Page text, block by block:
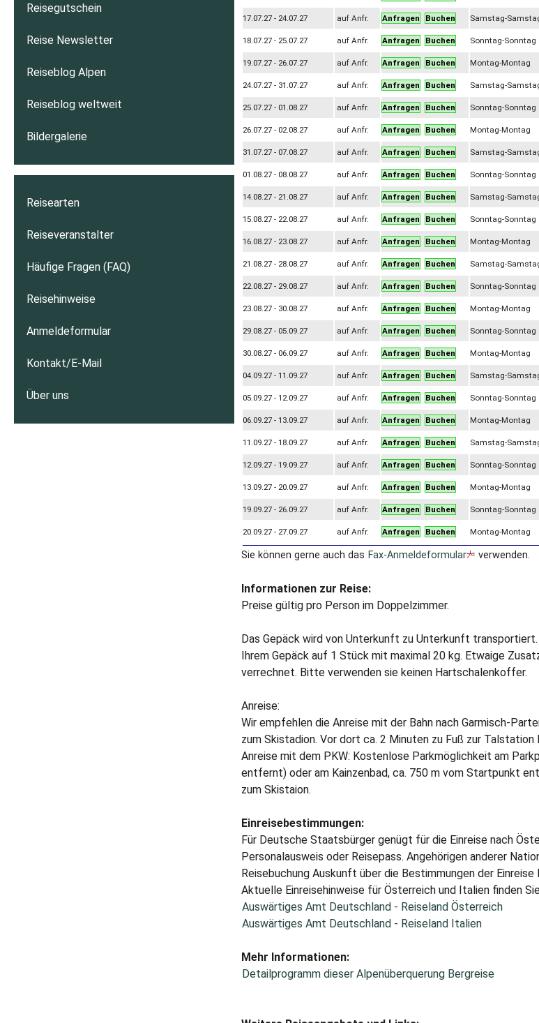
17.07.27 - 24.07.27 auf Anfr. Anfragen Buchen Samstag-
18.07.27 - 25.07.27 auf Anfr. Anfragen Buchen Sonntag-Sonntag
19.07.27 - 26.07.27 auf Anfr. Anfragen Buchen Montag-Montag
24.07.27 - 31.07.27 auf Anfr. Anfragen Buchen Samstag-
25.07.27 - 01.08.27 auf Anfr. Anfragen Buchen Sonntag-Sonntag
26.07.27 - 02.08.27 auf Anfr. Anfragen Buchen Montag-Montag
31.07.27 - 07.08.27 auf Anfr. Anfragen Buchen Samstag-
01.08.27 - 08.08.27 auf Anfr. Anfragen Buchen Sonntag-Sonntag
14.08.27 - 21.08.27 auf Anfr. Anfragen Buchen Samstag-
15.08.27 - 22.08.27 auf Anfr. Anfragen Buchen Sonntag-Sonntag
16.08.27 - 23.08.27 auf Anfr. Anfragen Buchen Montag-Montag
21.08.27 - 28.08.27 auf Anfr. Anfragen Buchen Samstag-
22.08.27 - 29.08.27 auf Anfr. Anfragen Buchen Sonntag-Sonntag
23.08.27 - 30.08.27 auf Anfr. Anfragen Buchen Montag-Montag
29.08.27 - 05.09.27 auf Anfr. Anfragen Buchen Sonntag-Sonntag
30.08.27 - 06.09.27 auf Anfr. Anfragen Buchen Montag-Montag
04.09.27 - 11.09.27 auf Anfr. Anfragen Buchen Samstag-
05.09.27 - 12.09.27 auf Anfr. Anfragen Buchen Sonntag-Sonntag
06.09.27 - 13.09.27 auf Anfr. Anfragen Buchen Montag-Montag
11.09.27 - 18.09.27 auf Anfr. Anfragen Buchen Samstag-
12.09.27 - 19.09.27 auf Anfr. Anfragen Buchen Sonntag-Sonntag
13.09.27 - 20.09.27 auf Anfr. Anfragen Buchen Montag-Montag
19.09.27 - 26.09.27 auf Anfr. Anfragen Buchen Sonntag-Sonntag
20.09.27 - 27.09.27 auf Anfr. Anfragen Buchen Montag-Montag
Sie können gerne auch das Fax-Anmeldeformular verwenden.
Informationen zur Reise:
Preise gültig pro Person im Doppelzimmer.
Das Gepäck wird von Unterkunft zu Unterkunft
Ihrem Gepäck auf 1 Stück mit maximal 20 kg. Etwaige
verrechnet. Bitte verwenden sie keinen Hartschalenkoffer.
Anreise:
Wir empfehlen die Anreise mit der Bahn nach Garmisch-
zum Skistadion. Vor dort ca. 2 Minuten zu Fuß zur Talstation
Anreise mit dem PKW: Kostenlose Parkmöglichkeit am
entfernt) oder am Kainzenbad, ca. 750 m vom Startpunkt
zum Skistaion.
Einreisebestimmungen:
Für Deutsche Staatsbürger genügt für die Einreise nach
Personalausweis oder Reisepass. Angehörigen anderer
Reisebuchung Auskunft über die Bestimmungen der
Aktuelle Einreisehinweise für Österreich und Italien finden
Auswärtiges Amt Deutschland - Reiseland Österreich
Auswärtiges Amt Deutschland - Reiseland Italien
Mehr Informationen:
Detailprogramm dieser Alpenüberquerung Bergreise
Reisegutschein
Reise Newsletter
Reiseblog Alpen
Reiseblog weltweit
Bildergalerie
Reisearten
Reiseveranstalter
Häufige Fragen (FAQ)
Reisehinweise
Anmeldeformular
Kontakt/E-Mail
Über uns